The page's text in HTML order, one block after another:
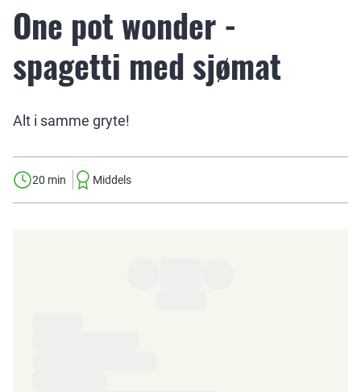
One pot wonder -
spagetti med sjømat
Alt i samme gryte!
20 min Middels